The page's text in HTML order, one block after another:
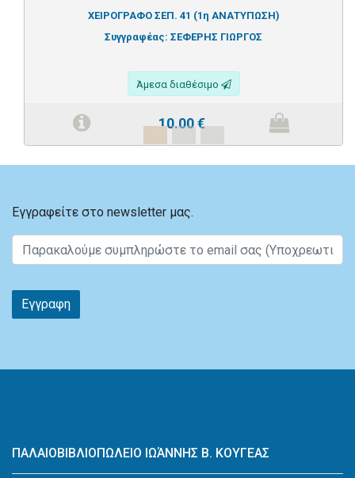
ΧΕΙΡΟΓΡΑΦΟ ΣΕΠ. 41 (1η ΑΝΑΤΥΠΩΣΗ)
Συγγραφέας: ΣΕΦΕΡΗΣ ΓΙΩΡΓΟΣ
Άμεσα διαθέσιμο
10.00€
Εγγραφείτε στο newsletter μας.
Εγγραφη
ΠΑΛΑΙΟΒΙΒΛΙΟΠΩΛΕΙΟ ΙΩΆΝΝΗΣ Β. ΚΟΥΓΕΑΣ